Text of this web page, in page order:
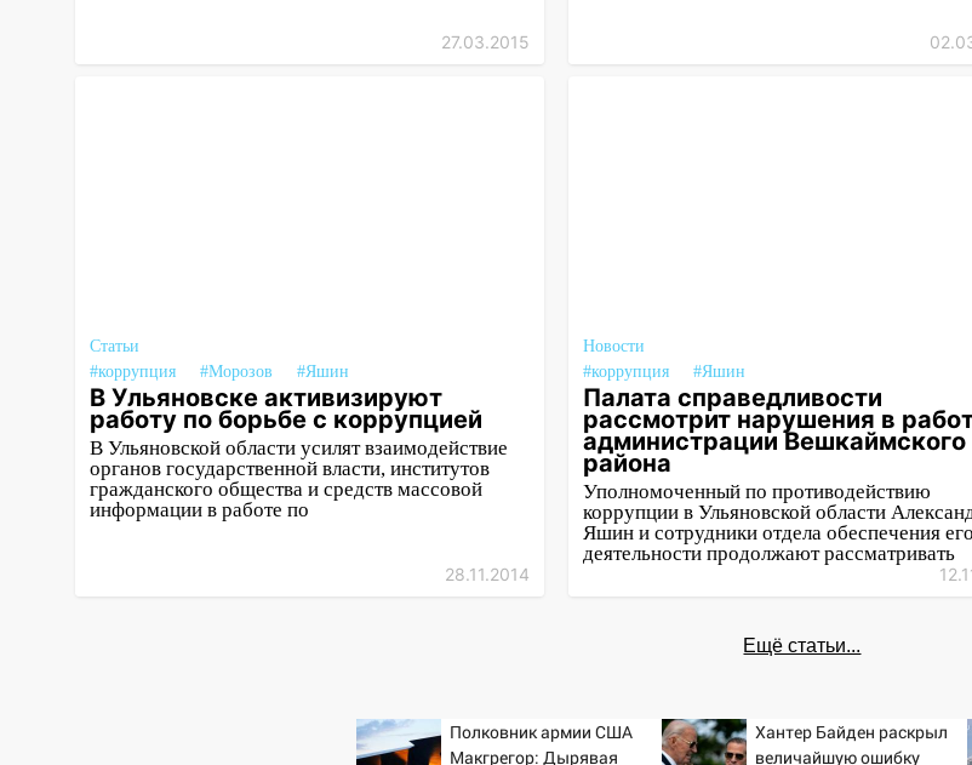
13:59
В Новом городе
ураганным ветром сорвало
опалубку со строящегося дома
13:54 В мэрии Ульяновска
рассказали, как устраняют
последствия мощного шторма
мощным ветром вырвало
27.03.2015
Статьи
#коррупция
#Морозов #Яшин
В Ульяновске активизируют
работу по борьбе с коррупцией
В Ульяновской области усилят взаимодействие
органов государственной власти, институтов
гражданского общества и средств массовой
информации в работе по
28.11.2014
Новости
#коррупция
#Яшин
Палата справедливости
рассмотрит нарушения в
администрации Вешкаймского
района
Уполномоченный по противодействию
коррупции в Ульяновской области
Яшин и сотрудники отдела обеспечения его
деятельности продолжают рассматривать
Ещё статьи...
Полковник армии США
Макгрегор: Дырявая
Хантер Байден раскрыл
величайшую ошибку